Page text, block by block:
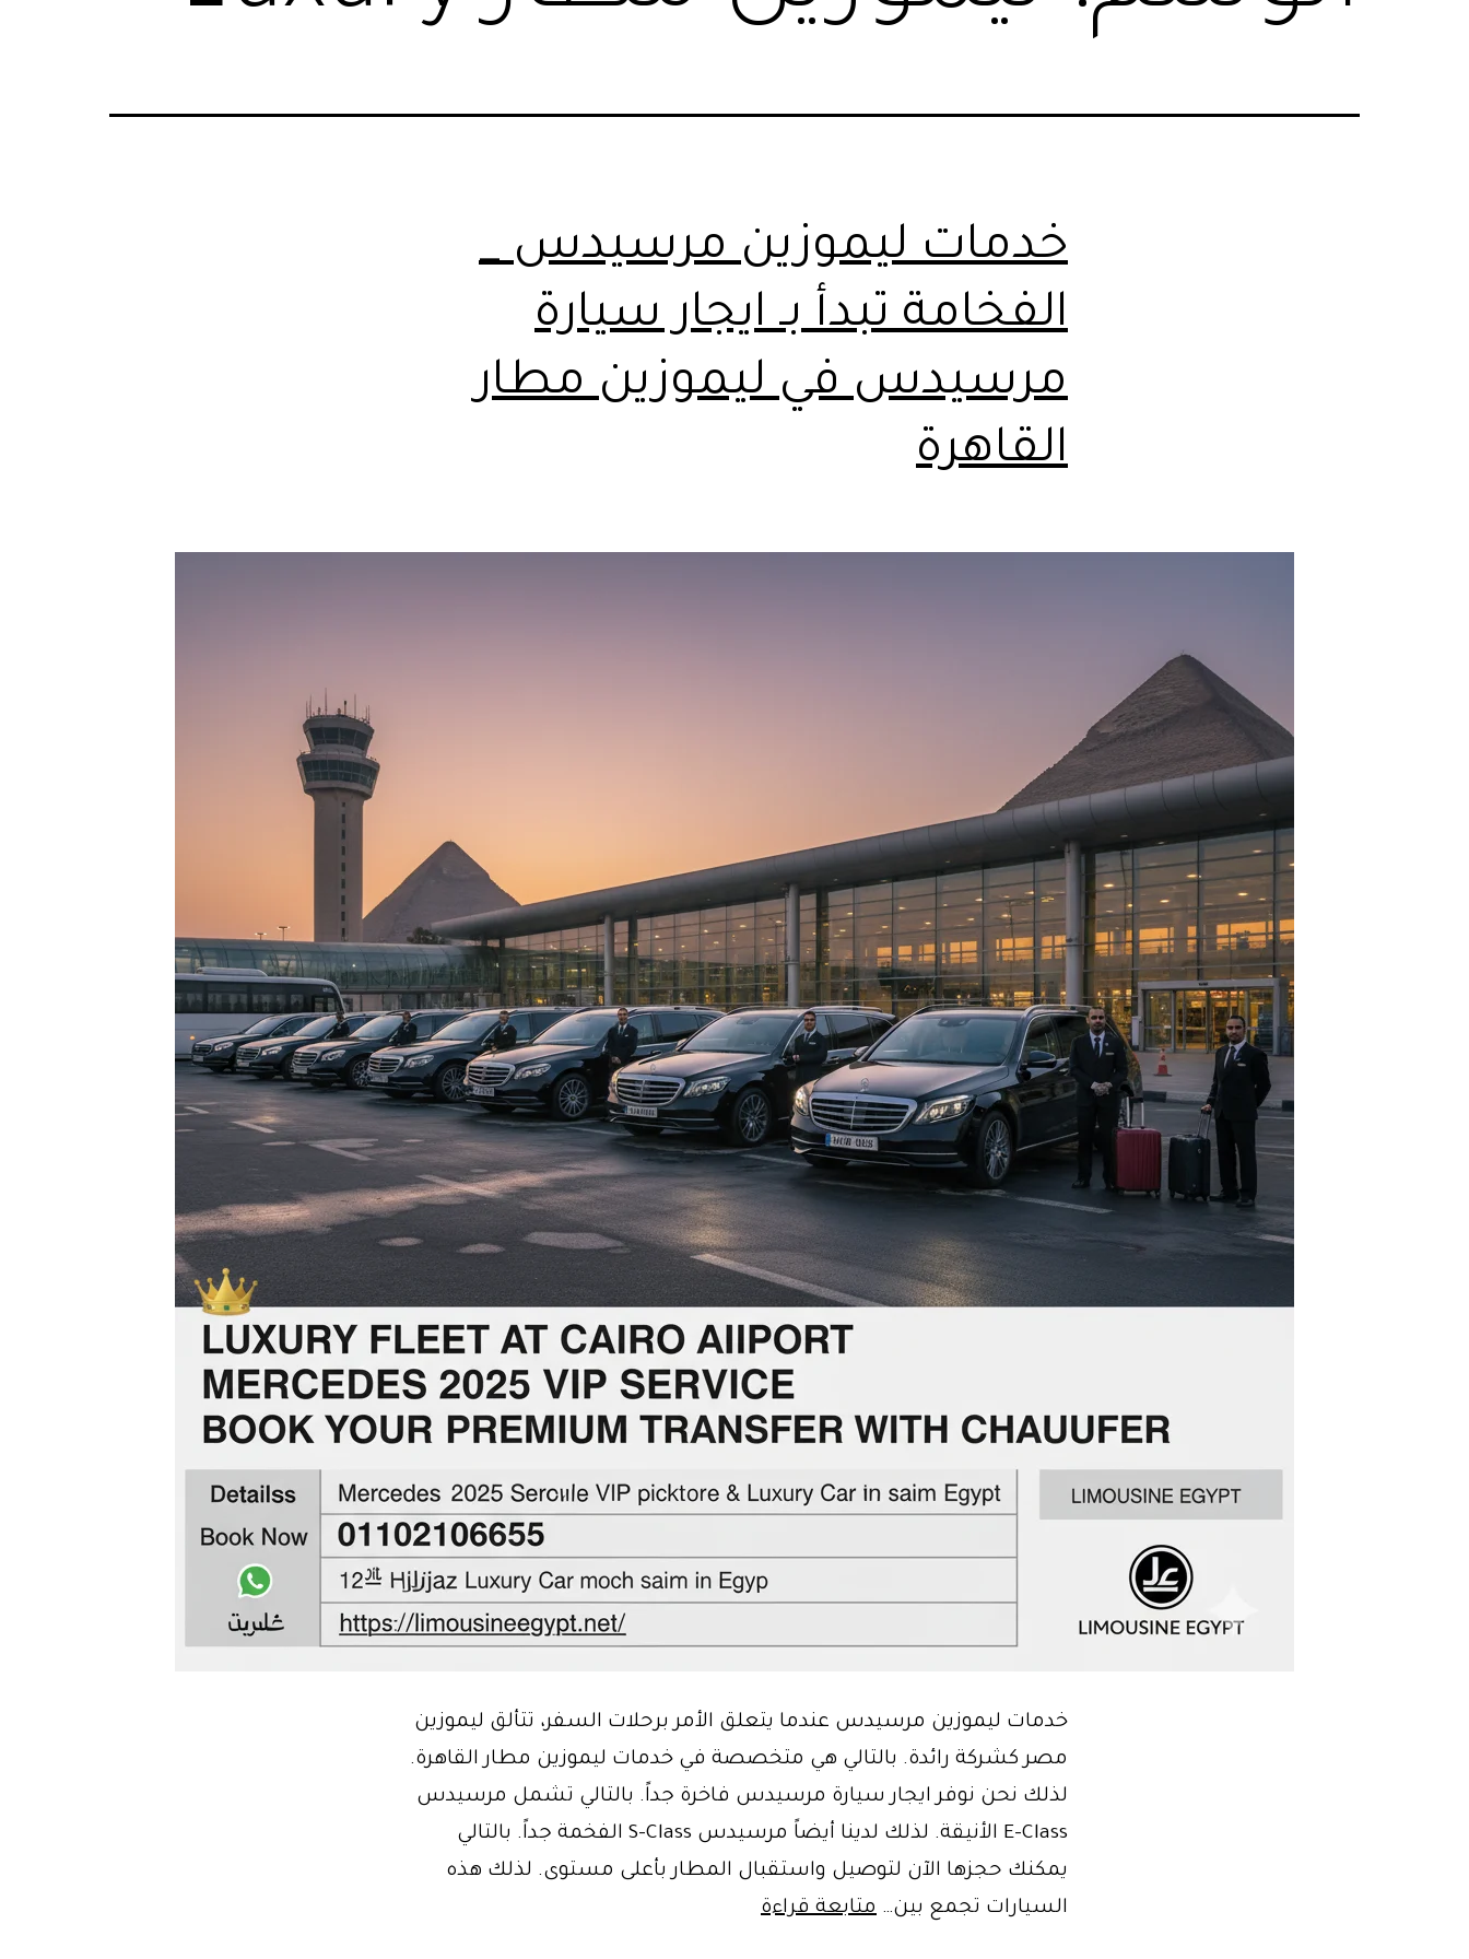
خدمات ليموزين مرسيدس _
الفخامة تبدأ بـ ايجار سيارة
مرسيدس في ليموزين مطار
القاهرة
خدمات ليموزين مرسيدس عندما يتعلق الأمر برحلات السفر، تتألق ليموزين
مصر كشركة رائدة. بالتالي هي متخصصة في خدمات ليموزين مطار القاهرة.
لذلك نحن نوفر ايجار سيارة مرسيدس فاخرة جداً. بالتالي تشمل مرسيدس
E-Class الأنيقة. لذلك لدينا أيضاً مرسيدس S-Class الفخمة جداً. بالتالي
يمكنك حجزها الآن لتوصيل واستقبال المطار بأعلى مستوى. لذلك هذه
السيارات تجمع بين… متابعة قراءة